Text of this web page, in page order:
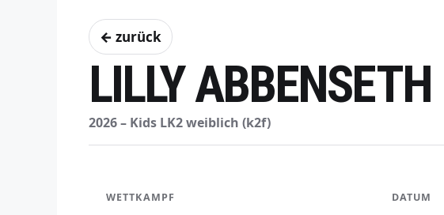
← zurück
LILLY ABBENSETH
2026 – Kids LK2 weiblich (k2f)
WETTKAMPF DATUM